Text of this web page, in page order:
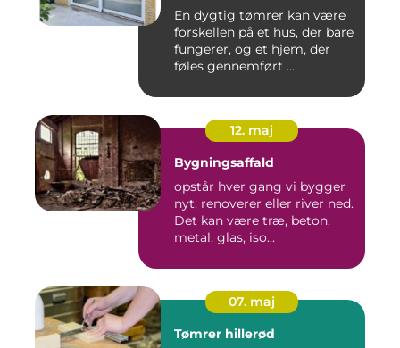
En dygtig tømrer kan være
forskellen på et hus, der bare
fungerer, og et hjem, der
føles gennemført ...
12. maj
Bygningsaffald
opstår hver gang vi bygger
nyt, renoverer eller river ned.
Det kan være træ, beton,
metal, glas, iso...
07. maj
Tømrer hillerød